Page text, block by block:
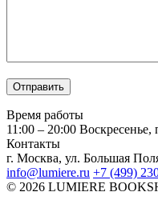
Время работы
11:00 – 20:00 Воскресенье,
Контакты
г. Москва, ул. Большая
info@lumiere.ru +7 (499)
© 2026 LUMIERE